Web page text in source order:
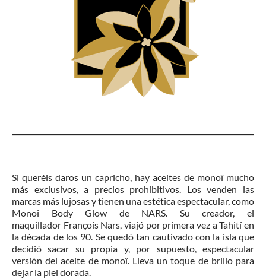
Si queréis daros un capricho, hay aceites de monoï mucho
más exclusivos, a precios prohibitivos. Los venden las
marcas más lujosas y tienen una estética espectacular, como
Monoi Body Glow de NARS. Su creador, el
maquillador François Nars, viajó por primera vez a Tahití en
la década de los 90. Se quedó tan cautivado con la isla que
decidió sacar su propia y, por supuesto, espectacular
versión del aceite de monoï. Lleva un toque de brillo para
dejar la piel dorada.